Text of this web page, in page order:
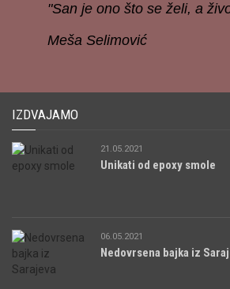
"San je ono što se želi, a
Meša Selimović
IZDVAJAMO
21.05.2021
Unikati od epoxy smole
06.05.2021
Nedovrsena bajka iz